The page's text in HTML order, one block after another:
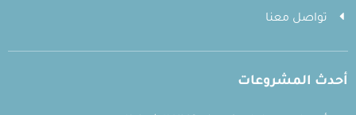
تواصل معنا
أحدث المشروعات